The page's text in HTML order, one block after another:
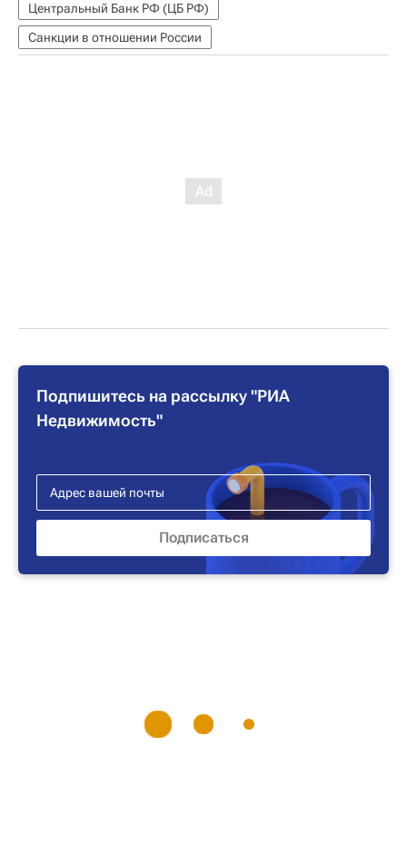
Центральный Банк РФ (ЦБ РФ)
Санкции в отношении России
Подпишитесь на рассылку "РИА
Недвижимость"